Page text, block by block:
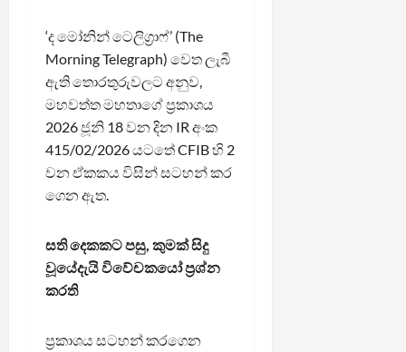
‘ද මෝනින් ටෙලිග්‍රාෆ්’ (The
Morning Telegraph) වෙත ලැබී
ඇති තොරතුරුවලට අනුව,
මහවත්ත මහතාගේ ප්‍රකාශය
2026 ජූනි 18 වන දින IR අංක
415/02/2026 යටතේ CFIB හි 2
වන ඒකකය විසින් සටහන් කර
ගෙන ඇත.
සති දෙකකට පසු, කුමක් සිදු
වූයේදැයි විවේචකයෝ ප්‍රශ්න
කරති
ප්‍රකාශය සටහන් කරගෙන